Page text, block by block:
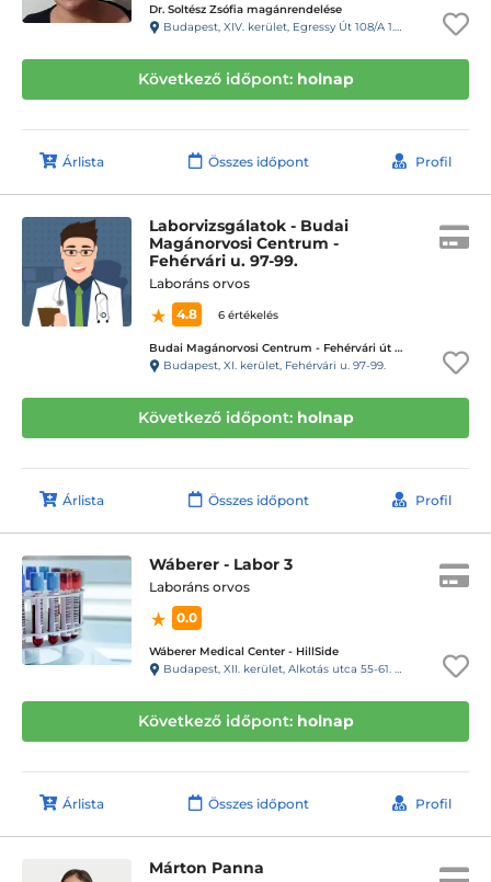
Dr. Soltész Zsófia magánrendelése
Budapest, XIV. kerület, Egressy Út 108/A 1.elmelet, 2. ajtó 23-as kapucsengő (Fogorvosi Rendelő)
Következő időpont: holnap
Árlista Összes időpont Profil
Laborvizsgálatok - Budai
Magánorvosi Centrum -
Fehérvári u. 97-99.
Laboráns orvos
4.8
6 értékelés
Budai Magánorvosi Centrum - Fehérvári út 97-99.
Budapest, XI. kerület, Fehérvári u. 97-99.
Következő időpont: holnap
Árlista Összes időpont Profil
Wáberer - Labor 3
Laboráns orvos
0.0
Wáberer Medical Center - HillSide
Budapest, XII. kerület, Alkotás utca 55-61. Hillside
Következő időpont: holnap
Árlista Összes időpont Profil
Márton Panna